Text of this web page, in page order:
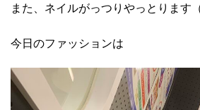
また、ネイルがっつりやっとります
今日のファッションは